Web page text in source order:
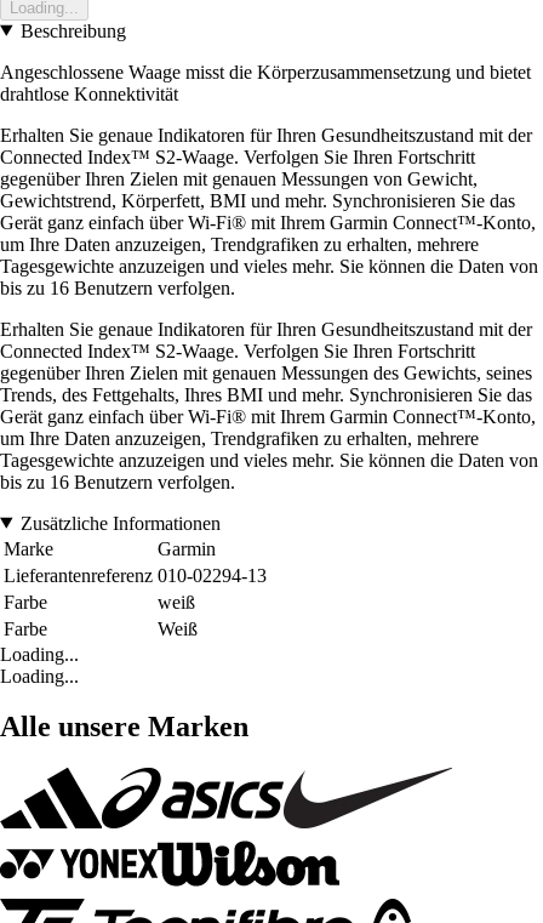
Loading...
Beschreibung
Angeschlossene Waage misst die Körperzusammensetzung und bietet
drahtlose Konnektivität
Erhalten Sie genaue Indikatoren für Ihren Gesundheitszustand mit der
Connected Index™ S2-Waage. Verfolgen Sie Ihren Fortschritt
gegenüber Ihren Zielen mit genauen Messungen von Gewicht,
Gewichtstrend, Körperfett, BMI und mehr. Synchronisieren Sie das
Gerät ganz einfach über Wi-Fi® mit Ihrem Garmin Connect™-Konto,
um Ihre Daten anzuzeigen, Trendgrafiken zu erhalten, mehrere
Tagesgewichte anzuzeigen und vieles mehr. Sie können die Daten von
bis zu 16 Benutzern verfolgen.
Erhalten Sie genaue Indikatoren für Ihren Gesundheitszustand mit der
Connected Index™ S2-Waage. Verfolgen Sie Ihren Fortschritt
gegenüber Ihren Zielen mit genauen Messungen des Gewichts, seines
Trends, des Fettgehalts, Ihres BMI und mehr. Synchronisieren Sie das
Gerät ganz einfach über Wi-Fi® mit Ihrem Garmin Connect™-Konto,
um Ihre Daten anzuzeigen, Trendgrafiken zu erhalten, mehrere
Tagesgewichte anzuzeigen und vieles mehr. Sie können die Daten von
bis zu 16 Benutzern verfolgen.
Zusätzliche Informationen
Marke
Garmin
Lieferantenreferenz 010-02294-13
Farbe
weiß
Farbe
Weiß
Loading...
Loading...
Alle unsere Marken